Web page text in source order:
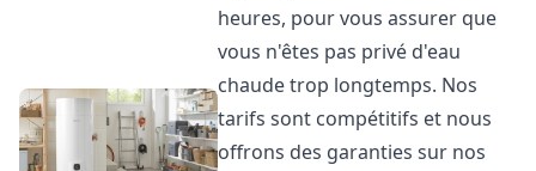
heures, pour vous assurer que
vous n'êtes pas privé d'eau
chaude trop longtemps. Nos
tarifs sont compétitifs et nous
offrons des garanties sur nos